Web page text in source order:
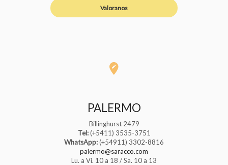
Valoranos
PALERMO
Billinghurst 2479
Tel:(+5411) 3535-3751
WhatsApp:(+54911) 3302-8816
palermo@saracco.com
Lu. a Vi. 10 a 18 / Sa. 10 a 13